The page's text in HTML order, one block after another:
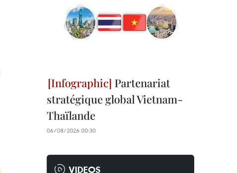
Partenariat
stratégique global Vietnam-
Thaïlande
06/08/2026 00:30
VIDEOS